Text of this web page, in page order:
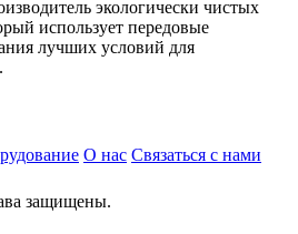
экологически чистых
использует передовые
лучших условий для
О нас Связаться с нами
защищены.